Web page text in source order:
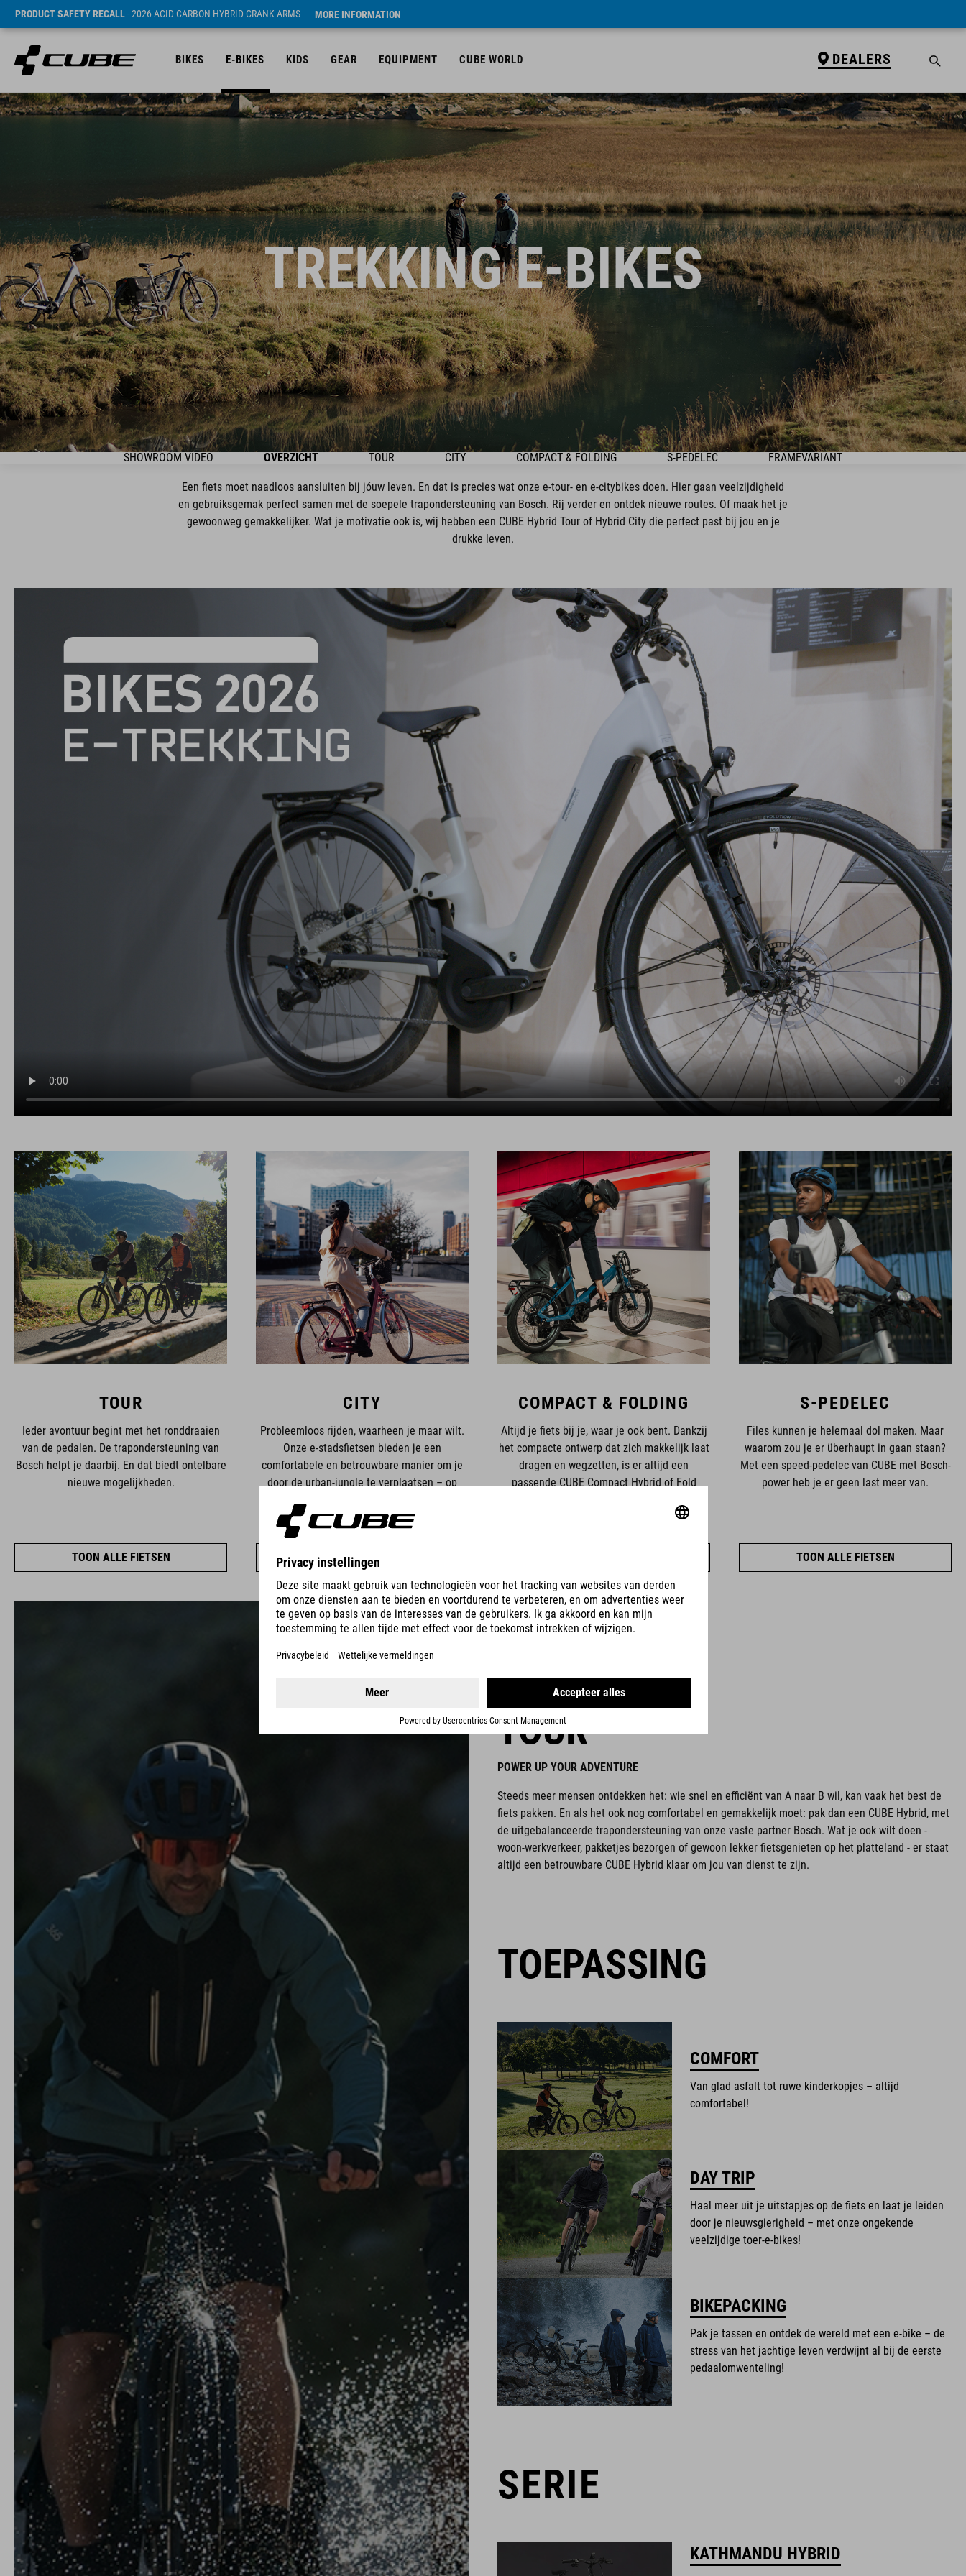
PRODUCT SAFETY RECALL- 2026 ACID CARBON HYBRID CRANK ARMS MORE INFORMATION
BIKES E-BIKES KIDS GEAR EQUIPMENT CUBE WORLD DEALERS
TREKKING E-BIKES
SHOWROOM VIDEO OVERZICHT TOUR CITY COMPACT & FOLDING S-PEDELEC FRAMEVARIANT
Een fiets moet naadloos aansluiten bij jóuw leven. En dat is precies wat onze e-tour- en e-citybikes doen. Hier gaan veelzijdigheid
en gebruiksgemak perfect samen met de soepele trapondersteuning van Bosch. Rij verder en ontdek nieuwe routes. Of maak het je
gewoonweg gemakkelijker. Wat je motivatie ook is, wij hebben een CUBE Hybrid Tour of Hybrid City die perfect past bij jou en je
drukke leven.
TOUR
Ieder avontuur begint met het ronddraaien
van de pedalen. De trapondersteuning van
Bosch helpt je daarbij. En dat biedt ontelbare
nieuwe mogelijkheden.
TOON ALLE FIETSEN
CITY
Probleemloos rijden, waarheen je maar wilt.
Onze e-stadsfietsen bieden je een
comfortabele en betrouwbare manier om je
door de urban-jungle te verplaatsen – op
Bosch kun je namelijk altijd rekenen.
TOON ALLE FIETSEN
COMPACT & FOLDING
Altijd je fiets bij je, waar je ook bent. Dankzij
het compacte ontwerp dat zich makkelijk laat
dragen en wegzetten, is er altijd een
passende CUBE Compact Hybrid of Fold
S-PEDELEC
Files kunnen je helemaal dol maken. Maar
waarom zou je er überhaupt in gaan staan?
Met een speed-pedelec van CUBE met Bosch-
power heb je er geen last meer van.
TOON ALLE FIETSEN
TOUR
POWER UP YOUR ADVENTURE
Steeds meer mensen ontdekken het: wie snel en efficiënt van A naar B wil, kan vaak het best de
fiets pakken. En als het ook nog comfortabel en gemakkelijk moet: pak dan een CUBE Hybrid, met
de uitgebalanceerde trapondersteuning van onze vaste partner Bosch. Wat je ook wilt doen -
woon-werkverkeer, pakketjes bezorgen of gewoon lekker fietsgenieten op het platteland - er staat
altijd een betrouwbare CUBE Hybrid klaar om jou van dienst te zijn.
TOEPASSING
COMFORT
Van glad asfalt tot ruwe kinderkopjes – altijd
comfortabel!
DAY TRIP
Haal meer uit je uitstapjes op de fiets en laat je leiden
door je nieuwsgierigheid – met onze ongekende
veelzijdige toer-e-bikes!
BIKEPACKING
Pak je tassen en ontdek de wereld met een e-bike – de
stress van het jachtige leven verdwijnt al bij de eerste
pedaalomwenteling!
SERIE
KATHMANDU HYBRID